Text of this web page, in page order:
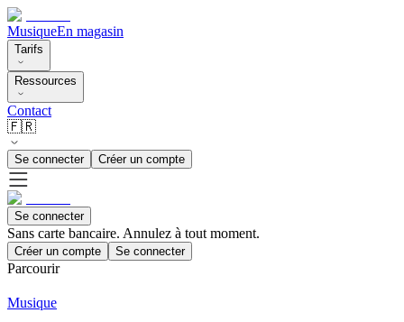
MusiqueEn magasin
Tarifs
Ressources
Contact
🇫🇷
Se connecter Créer un compte
Se connecter
Sans carte bancaire. Annulez à tout moment.
Créer un compte Se connecter
Parcourir
Musique